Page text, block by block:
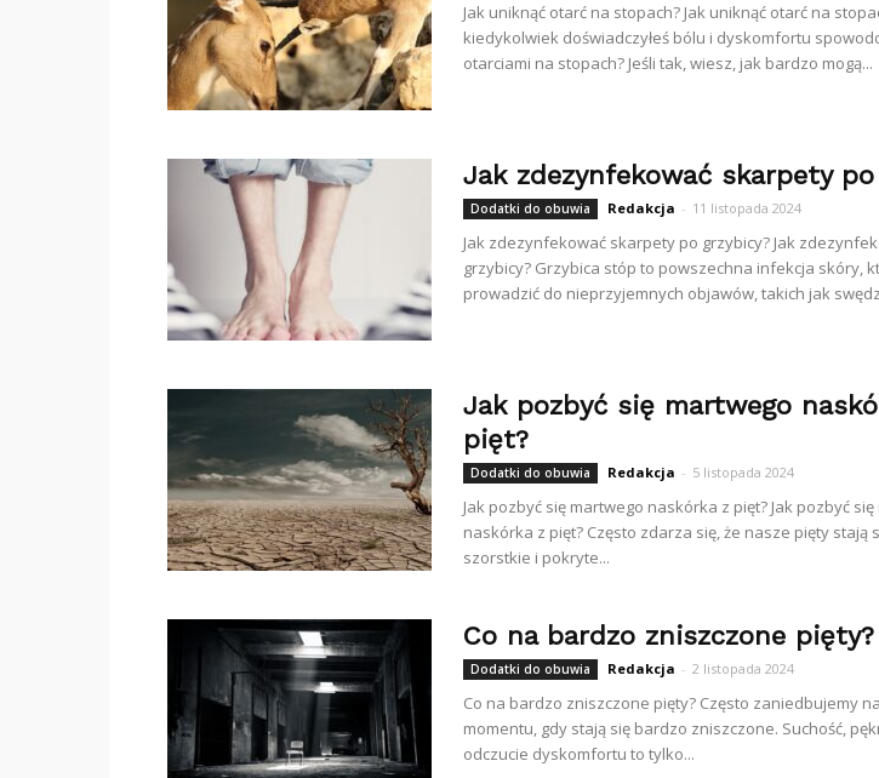
Jak uniknąć otarć na stopach? Jak uniknąć otarć na
kiedykolwiek doświadczyłeś bólu i dyskomfortu
otarciami na stopach? Jeśli tak, wiesz, jak bardzo mogą...
Jak zdezynfekować skarpety
Dodatki do obuwia Redakcja - 11 listopada 2024
Jak zdezynfekować skarpety po grzybicy? Jak
grzybicy? Grzybica stóp to powszechna infekcja skóry,
prowadzić do nieprzyjemnych objawów, takich jak
Jak pozbyć się martwego
pięt?
Dodatki do obuwia Redakcja - 5 listopada 2024
Jak pozbyć się martwego naskórka z pięt? Jak pozbyć
naskórka z pięt? Często zdarza się, że nasze pięty stają
szorstkie i pokryte...
Co na bardzo zniszczone pięty?
Dodatki do obuwia Redakcja - 2 listopada 2024
Co na bardzo zniszczone pięty? Często zaniedbujemy
momentu, gdy stają się bardzo zniszczone. Suchość,
odczucie dyskomfortu to tylko...